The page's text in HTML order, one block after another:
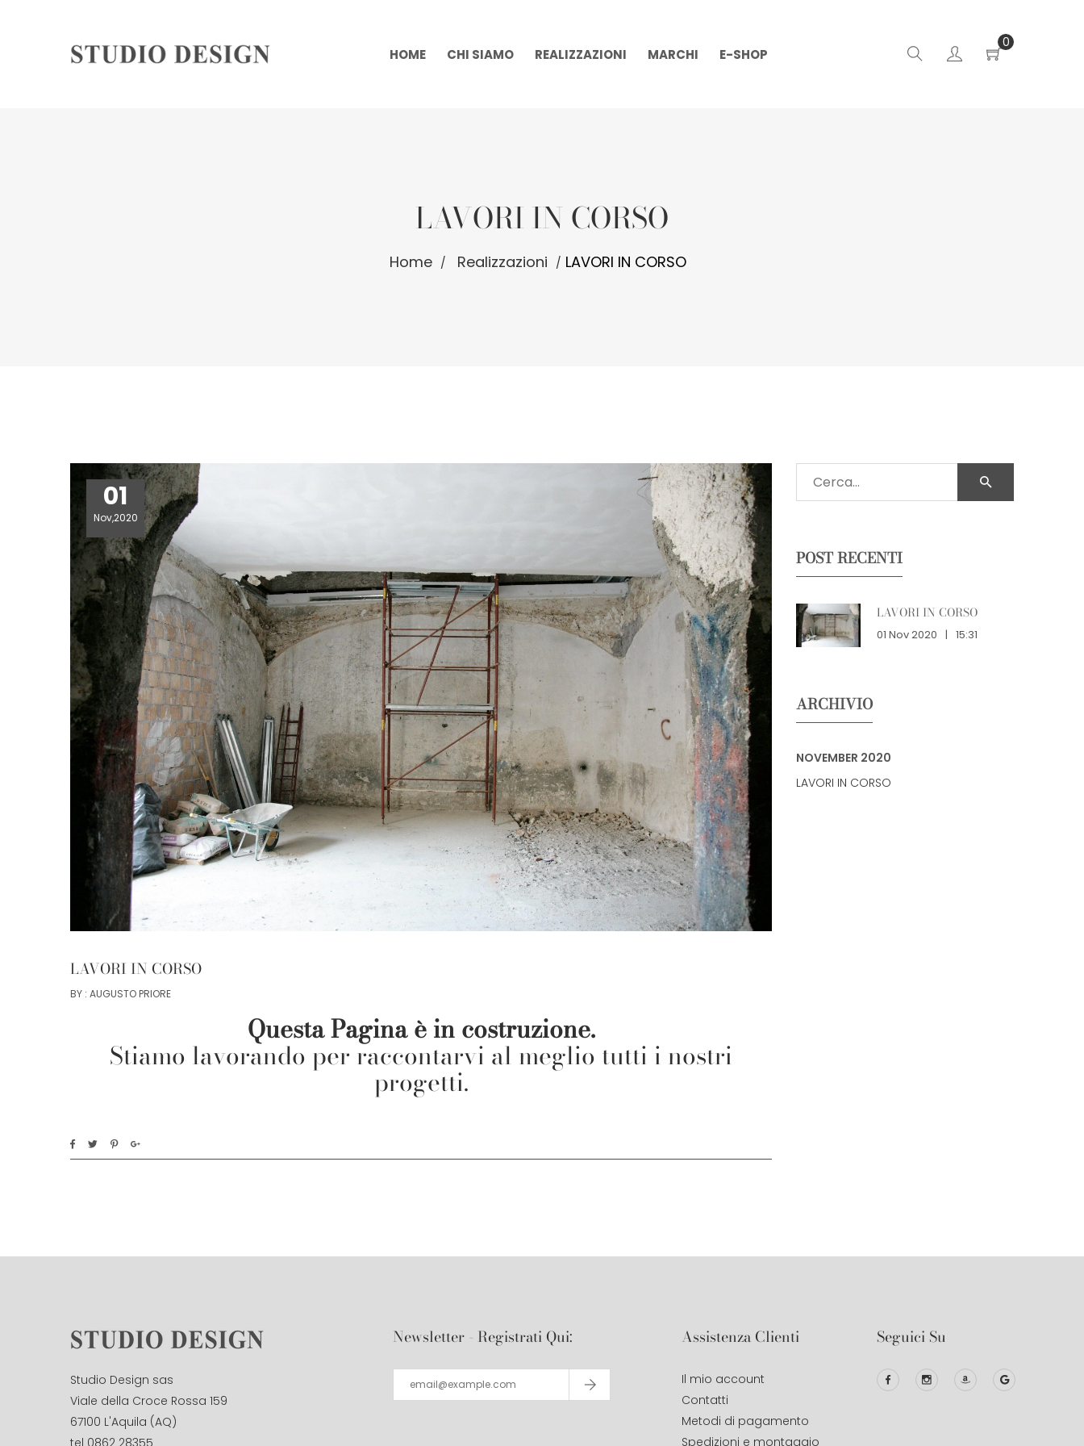
HOME CHI SIAMO REALIZZAZIONI MARCHI E-SHOP
0
LAVORI IN CORSO
Home Realizzazioni LAVORI IN CORSO
01
Nov,2020
LAVORI IN CORSO
BY : AUGUSTO PRIORE
Questa Pagina è in costruzione.
Stiamo lavorando per raccontarvi al meglio tutti i nostri
progetti.
POST RECENTI
LAVORI IN CORSO
01 Nov 2020 | 15:31
ARCHIVIO
NOVEMBER 2020
LAVORI IN CORSO
Studio Design sas
Viale della Croce Rossa 159
67100 L'Aquila (AQ)
Newsletter - Registrati Qui: Assistenza Clienti
Il mio account
Contatti
Metodi di pagamento
Spedizioni e montaggio
Seguici Su